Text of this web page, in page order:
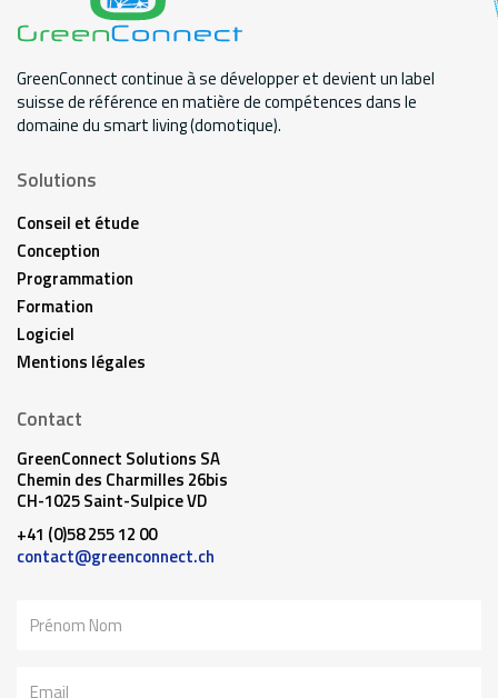
GreenConnect continue à se développer et devient un label
suisse de référence en matière de compétences dans le
domaine du smart living (domotique).
Solutions
Conseil et étude
Conception
Programmation
Formation
Logiciel
Mentions légales
Contact
GreenConnect Solutions SA
Chemin des Charmilles 26bis
CH-1025 Saint-Sulpice VD
+41 (0)58 255 12 00
contact@greenconnect.ch